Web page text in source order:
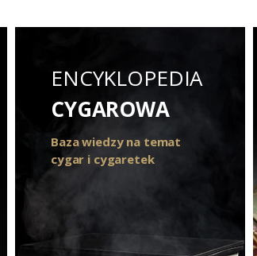
ENCYKLOPEDIA
CYGAROWA
Baza wiedzy na temat
cygar i cygaretek